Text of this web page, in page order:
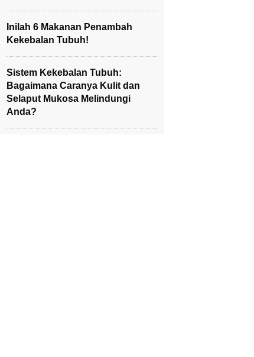
Inilah 6 Makanan Penambah
Kekebalan Tubuh!
Sistem Kekebalan Tubuh:
Bagaimana Caranya Kulit dan
Selaput Mukosa Melindungi
Anda?